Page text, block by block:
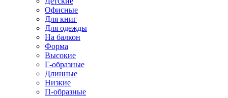
Офисные
Для книг
Для одежды
На балкон
Форма
Высокие
Г-образные
Длинные
Низкие
П-образные